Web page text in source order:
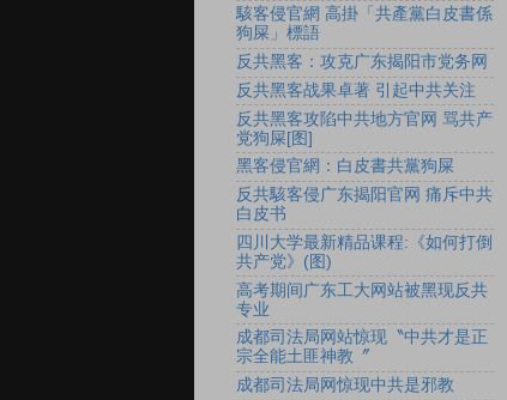
駭客侵官網 高掛「共產黨白皮書係
狗屎」標語
反共黑客：攻克广东揭阳市党务网
反共黑客战果卓著 引起中共关注
反共黑客攻陷中共地方官网 骂共产
党狗屎[图]
黑客侵官網：白皮書共黨狗屎
反共駭客侵广东揭阳官网 痛斥中共
白皮书
四川大学最新精品课程:《如何打倒
共产党》(图)
高考期间广东工大网站被黑现反共
专业
成都司法局网站惊现〝中共才是正
宗全能土匪神教〞
成都司法局网惊现中共是邪教